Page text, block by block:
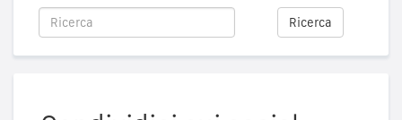
Ricerca